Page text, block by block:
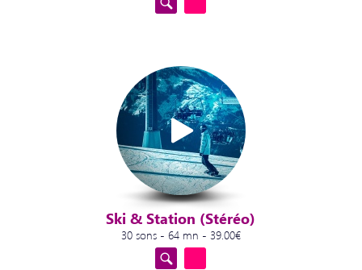
Ski & Station (Stéréo)
30 sons - 64 mn - 39.00€